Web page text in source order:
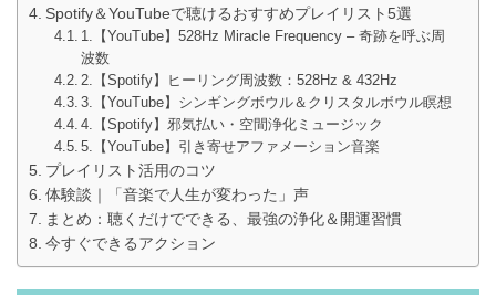
Spotify＆YouTubeで聴けるおすすめプレイリスト5選
1.【YouTube】528Hz Miracle Frequency – 奇跡を呼ぶ周
波数
2.【Spotify】ヒーリング周波数：528Hz & 432Hz
3.【YouTube】シンギングボウル＆クリスタルボウル瞑想
4.【Spotify】邪気払い・空間浄化ミュージック
5.【YouTube】引き寄せアファメーション音楽
プレイリスト活用のコツ
体験談｜「音楽で人生が変わった」声
まとめ：聴くだけでできる、最強の浄化＆開運習慣
今すぐできるアクション